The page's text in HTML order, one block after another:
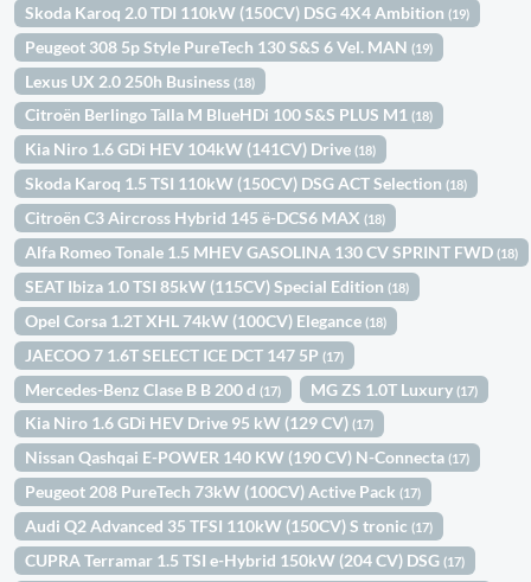
Skoda Karoq 2.0 TDI 110kW (150CV) DSG 4X4 Ambition(19)
Peugeot 308 5p Style PureTech 130 S&S 6 Vel. MAN(19)
Lexus UX 2.0 250h Business(18)
Citroën Berlingo Talla M BlueHDi 100 S&S PLUS M1(18)
Kia Niro 1.6 GDi HEV 104kW (141CV) Drive(18)
Skoda Karoq 1.5 TSI 110kW (150CV) DSG ACT Selection(18)
Citroën C3 Aircross Hybrid 145 ë-DCS6 MAX(18)
Alfa Romeo Tonale 1.5 MHEV GASOLINA 130 CV SPRINT FWD(18)
SEAT Ibiza 1.0 TSI 85kW (115CV) Special Edition(18)
Opel Corsa 1.2T XHL 74kW (100CV) Elegance(18)
JAECOO 7 1.6T SELECT ICE DCT 147 5P(17)
Mercedes-Benz Clase B B 200 d(17) MG ZS 1.0T Luxury(17)
Kia Niro 1.6 GDi HEV Drive 95 kW (129 CV)(17)
Nissan Qashqai E-POWER 140 KW (190 CV) N-Connecta(17)
Peugeot 208 PureTech 73kW (100CV) Active Pack(17)
Audi Q2 Advanced 35 TFSI 110kW (150CV) S tronic(17)
CUPRA Terramar 1.5 TSI e-Hybrid 150kW (204 CV) DSG(17)